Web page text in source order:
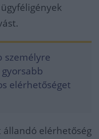
személyre
elérhetőséget
állandó elérhetőség